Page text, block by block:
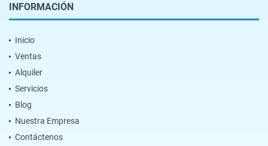
INFORMACIÓN
Inicio
Ventas
Alquiler
Servicios
Blog
Nuestra Empresa
Contáctenos